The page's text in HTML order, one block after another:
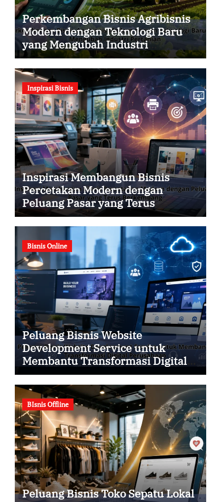
Perkembangan Bisnis Agribisnis
Modern dengan Teknologi Baru
yang Mengubah Industri
Pertanian
Inspirasi Bisnis
Inspirasi Membangun Bisnis
Percetakan Modern dengan
Peluang Pasar yang Terus
Berkembang
Bisnis Online
Peluang Bisnis Website
Development Service untuk
Membantu Transformasi Digital
Perusahaan
BIsnis Offline
Peluang Bisnis Toko Sepatu Lokal